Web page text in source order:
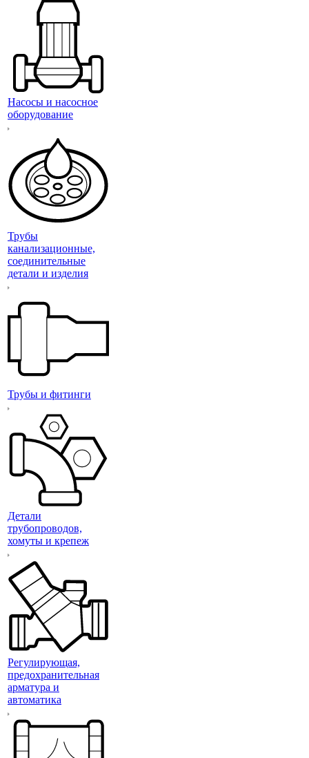
Насосы и насосное
оборудование
Трубы
канализационные,
соединительные
детали и изделия
Трубы и фитинги
Детали
трубопроводов,
хомуты и крепеж
Регулирующая,
предохранительная
арматура и
автоматика